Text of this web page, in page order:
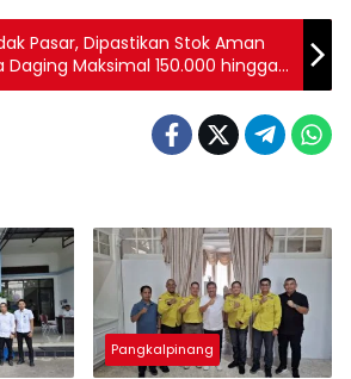
Pasar, Dipastikan Stok Aman
Daging Maksimal 150.000 hingga
Pangkalpinang